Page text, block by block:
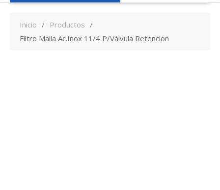
Inicio
Productos
Filtro Malla Ac.Inox 11/4 P/Válvula Retencion